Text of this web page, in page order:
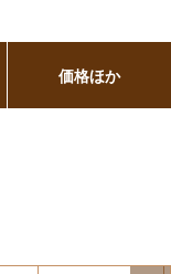
価格ほか